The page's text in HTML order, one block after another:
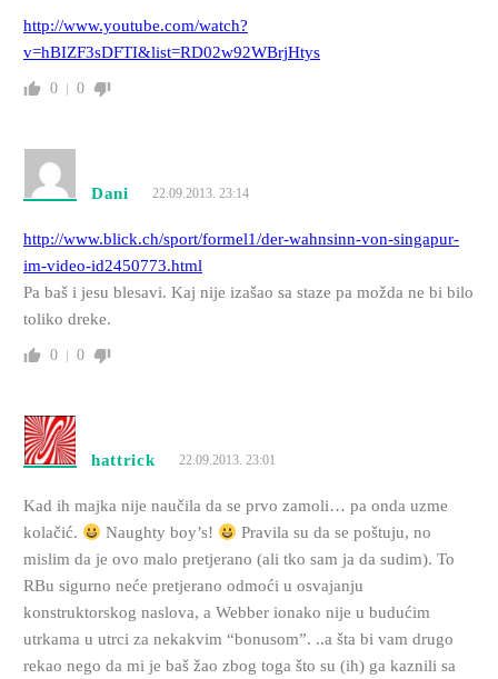
http://www.youtube.com/watch?
v=hBIZF3sDFTI&list=RD02w92WBrjHtys
0 0
Dani 22.09.2013. 23:14
http://www.blick.ch/sport/formel1/der-wahnsinn-von-singapur-
im-video-id2450773.html
Pa baš i jesu blesavi. Kaj nije izašao sa staze pa možda ne bi bilo
toliko dreke.
0 0
hattrick 22.09.2013. 23:01
Kad ih majka nije naučila da se prvo zamoli… pa onda uzme
kolačić.
Naughty boy’s!
Pravila su da se poštuju, no
mislim da je ovo malo pretjerano (ali tko sam ja da sudim). To
RBu sigurno neće pretjerano odmoći u osvajanju
konstruktorskog naslova, a Webber ionako nije u budućim
utrkama u utrci za nekakvim “bonusom”. ..a šta bi vam drugo
rekao nego da mi je baš žao zbog toga što su (ih) ga kaznili sa